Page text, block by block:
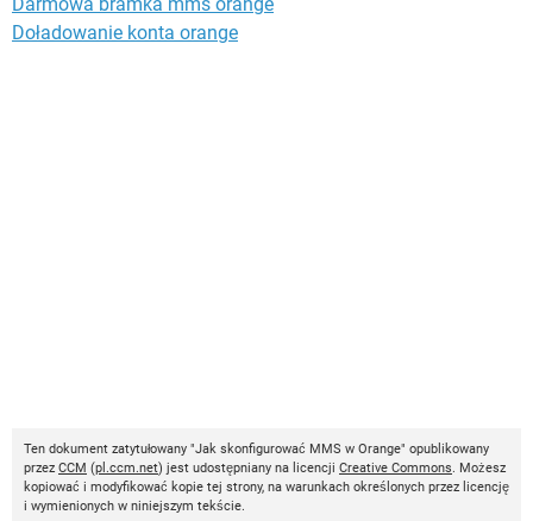
Darmowa bramka mms orange
Doładowanie konta orange
Ten dokument zatytułowany "Jak skonfigurować MMS w Orange" opublikowany
przez CCM (pl.ccm.net) jest udostępniany na licencji Creative Commons. Możesz
kopiować i modyfikować kopie tej strony, na warunkach określonych przez licencję
i wymienionych w niniejszym tekście.